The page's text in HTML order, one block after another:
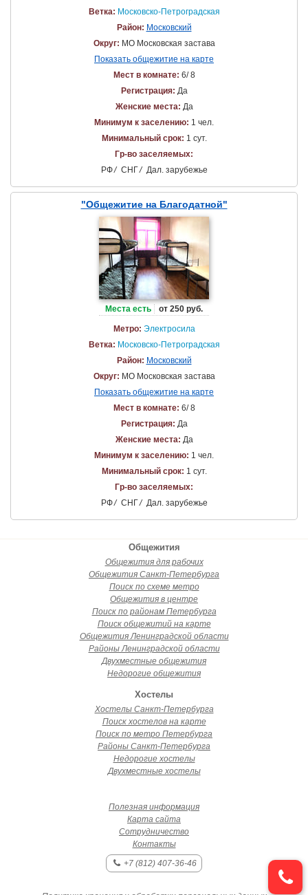
Ветка: Московско-Петроградская
Район: Московский
Округ: МО Московская застава
Показать общежитие на карте
Мест в комнате: 6/ 8
Регистрация: Да
Женские места: Да
Минимум к заселению: 1 чел.
Минимальный срок: 1 сут.
Гр-во заселяемых:
РФ/ СНГ/ Дал. зарубежье
"Общежитие на Благодатной"
Места есть от 250 руб.
Метро: Электросила
Ветка: Московско-Петроградская
Район: Московский
Округ: МО Московская застава
Показать общежитие на карте
Мест в комнате: 6/ 8
Регистрация: Да
Женские места: Да
Минимум к заселению: 1 чел.
Минимальный срок: 1 сут.
Гр-во заселяемых:
РФ/ СНГ/ Дал. зарубежье
Общежития
Общежития для рабочих
Общежития Санкт-Петербурга
Поиск по схеме метро
Общежития в центре
Поиск по районам Петербурга
Поиск общежитий на карте
Общежития Ленинградской области
Районы Ленинградской области
Двухместные общежития
Недорогие общежития
Хостелы
Хостелы Санкт-Петербурга
Поиск хостелов на карте
Поиск по метро Петербурга
Районы Санкт-Петербурга
Недорогие хостелы
Двухместные хостелы
Полезная информация
Карта сайта
Сотрудничество
Контакты
+7 (812) 407-36-46